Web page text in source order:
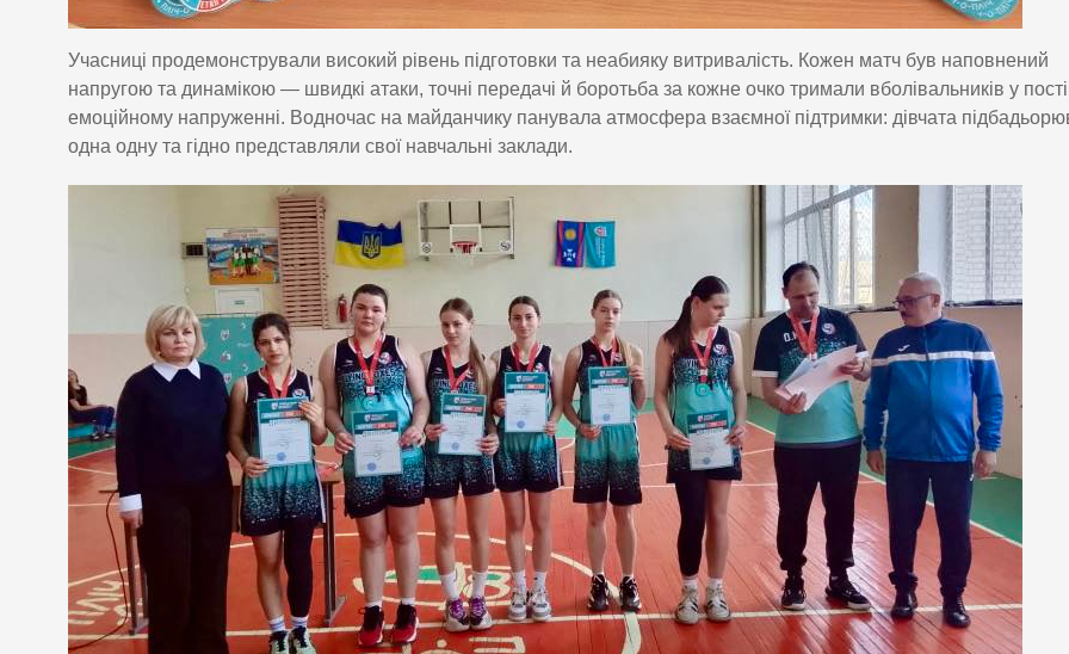
Учасниці продемонстрували високий рівень підготовки та неабияку витривалість. Кожен матч був наповнений
напругою та динамікою — швидкі атаки, точні передачі й боротьба за кожне очко тримали вболівальників у
емоційному напруженні. Водночас на майданчику панувала атмосфера взаємної підтримки: дівчата
одна одну та гідно представляли свої навчальні заклади.